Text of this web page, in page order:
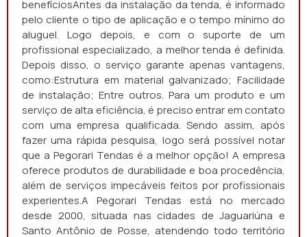
benefíciosAntes da instalação da tenda, é informado
pelo cliente o tipo de aplicação e o tempo mínimo do
aluguel. Logo depois, e com o suporte de um
profissional especializado, a melhor tenda é definida.
Depois disso, o serviço garante apenas vantagens,
como:Estrutura em material galvanizado; Facilidade
de instalação; Entre outros. Para um produto e um
serviço de alta eficiência, é preciso entrar em contato
com uma empresa qualificada. Sendo assim, após
fazer uma rápida pesquisa, logo será possível notar
que a Pegorari Tendas é a melhor opção! A empresa
oferece produtos de durabilidade e boa procedência,
além de serviços impecáveis feitos por profissionais
experientes.A Pegorari Tendas está no mercado
desde 2000, situada nas cidades de Jaguariúna e
Santo Antônio de Posse, atendendo todo território